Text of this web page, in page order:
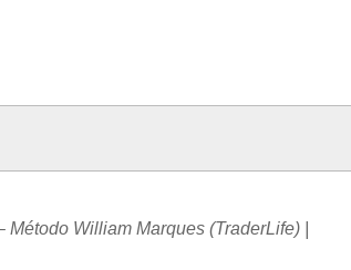
William Marques (TraderLife) |